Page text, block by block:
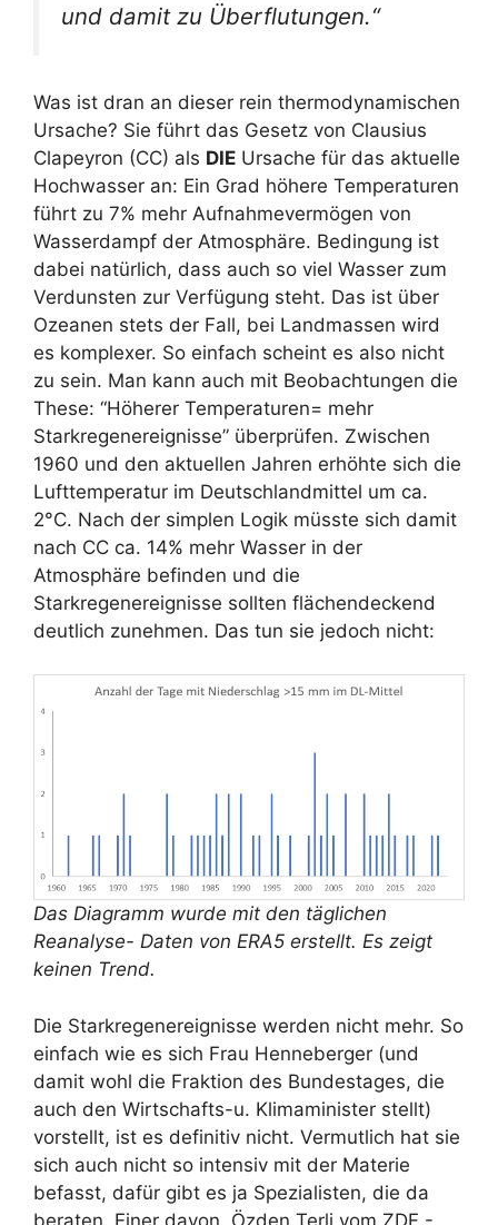
und damit zu Überflutungen.“
Was ist dran an dieser rein thermodynamischen
Ursache? Sie führt das Gesetz von Clausius
Clapeyron (CC) als DIE Ursache für das aktuelle
Hochwasser an: Ein Grad höhere Temperaturen
führt zu 7% mehr Aufnahmevermögen von
Wasserdampf der Atmosphäre. Bedingung ist
dabei natürlich, dass auch so viel Wasser zum
Verdunsten zur Verfügung steht. Das ist über
Ozeanen stets der Fall, bei Landmassen wird
es komplexer. So einfach scheint es also nicht
zu sein. Man kann auch mit Beobachtungen die
These: “Höherer Temperaturen= mehr
Starkregenereignisse” überprüfen. Zwischen
1960 und den aktuellen Jahren erhöhte sich die
Lufttemperatur im Deutschlandmittel um ca.
2°C. Nach der simplen Logik müsste sich damit
nach CC ca. 14% mehr Wasser in der
Atmosphäre befinden und die
Starkregenereignisse sollten flächendeckend
deutlich zunehmen. Das tun sie jedoch nicht:
Das Diagramm wurde mit den täglichen
Reanalyse- Daten von ERA5 erstellt. Es zeigt
keinen Trend.
Die Starkregenereignisse werden nicht mehr. So
einfach wie es sich Frau Henneberger (und
damit wohl die Fraktion des Bundestages, die
auch den Wirtschafts-u. Klimaminister stellt)
vorstellt, ist es definitiv nicht. Vermutlich hat sie
sich auch nicht so intensiv mit der Materie
befasst, dafür gibt es ja Spezialisten, die da
beraten. Einer davon, Özden Terli vom ZDF -